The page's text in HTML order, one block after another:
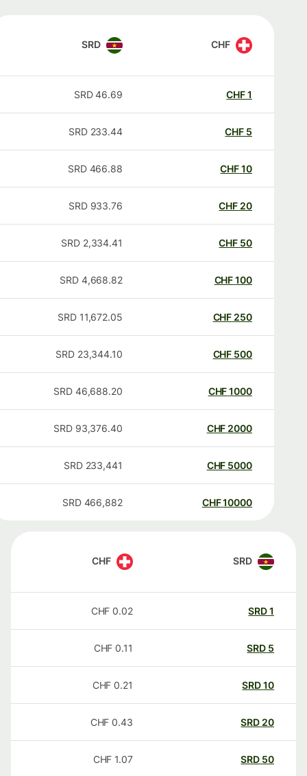
CHF
SRD
CHF
46.69
SRD
CHF
233.44
SRD
CHF
466.88
SRD
20
CHF
933.76
SRD
50
CHF
2,334.41
SRD
100
CHF
4,668.82
SRD
250
CHF
11,672.05
SRD
500
CHF
23,344.10
SRD
1000
CHF
46,688.20
SRD
2000
CHF
93,376.40
SRD
5000
CHF
233,441
SRD
10000
CHF
466,882
SRD
SRD
CHF
SRD
0.02
CHF
SRD
0.11
CHF
SRD
0.21
CHF
20
SRD
0.43
CHF
50
SRD
1.07
CHF